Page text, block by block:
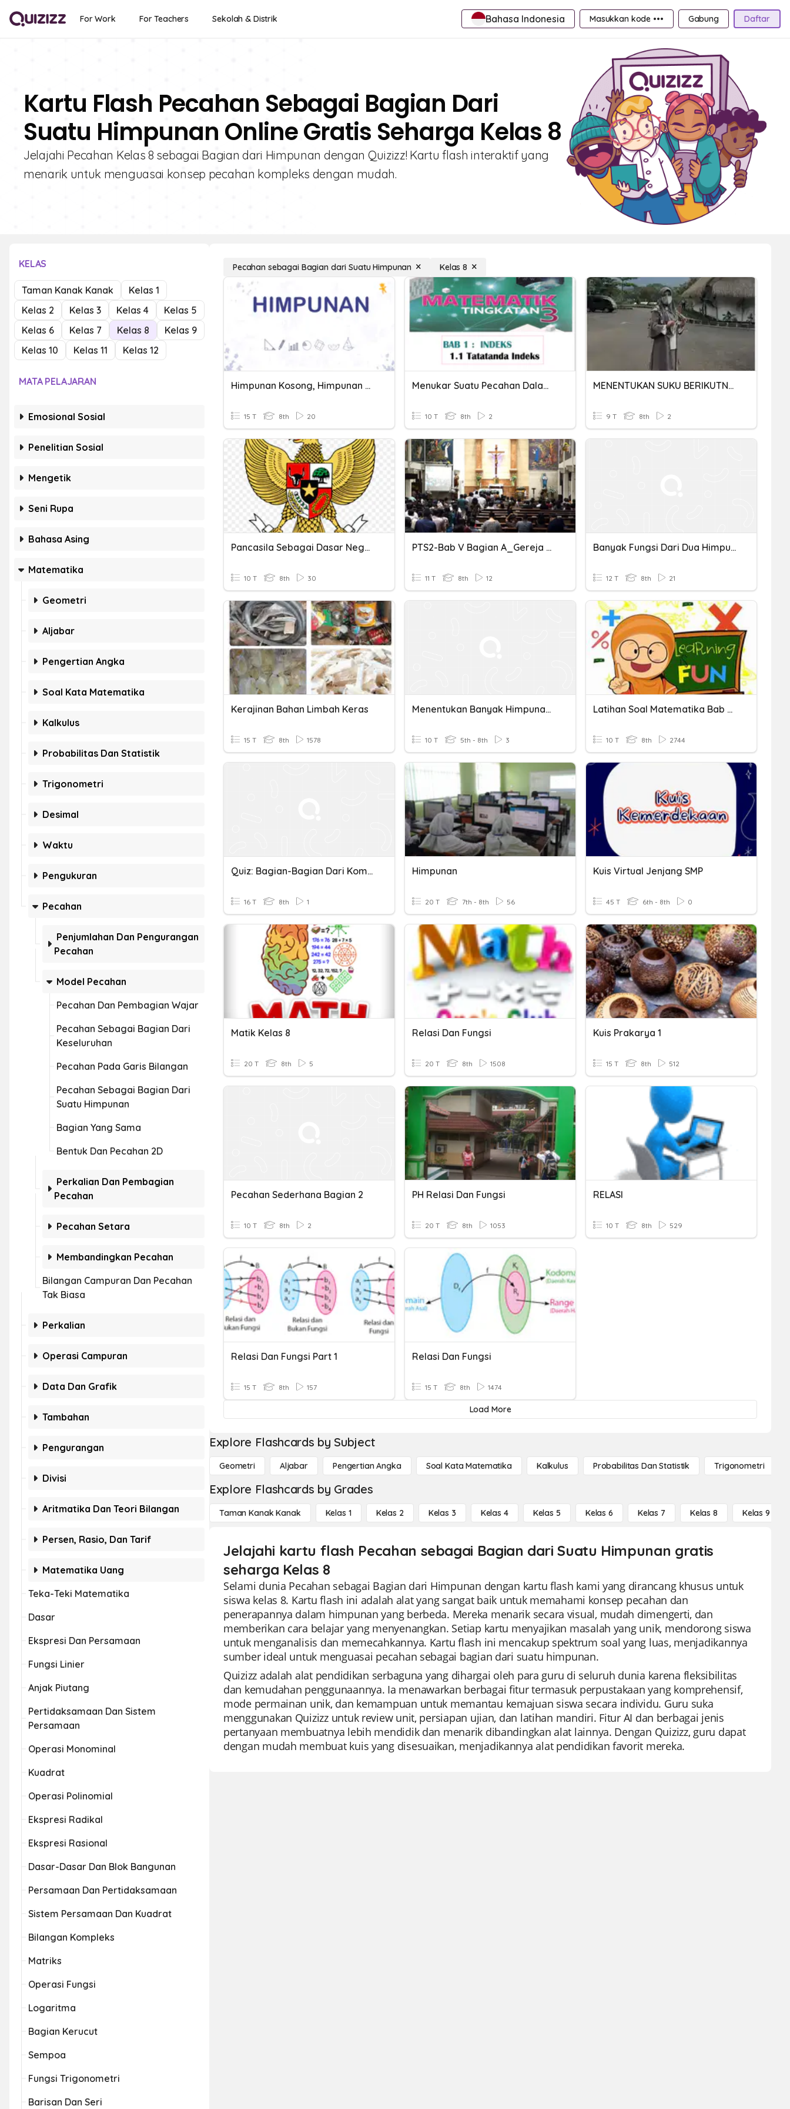
For Work For Teachers Sekolah & Distrik Bahasa Indonesia Masukkan kode ••• Gabung Daftar
Kartu Flash Pecahan Sebagai Bagian Dari
Suatu Himpunan Online Gratis Seharga Kelas 8
Jelajahi Pecahan Kelas 8 sebagai Bagian dari Himpunan dengan Quizizz! Kartu flash interaktif yang
menarik untuk menguasai konsep pecahan kompleks dengan mudah.
KELAS
Taman Kanak Kanak
Kelas 1
Kelas 2
Kelas 3 Kelas 4
Kelas 5
Kelas 6
Kelas 7 Kelas 8
Kelas 9
Kelas 10
Kelas 11 Kelas 12
MATA PELAJARAN
Emosional Sosial
Penelitian Sosial
Mengetik
Seni Rupa
Bahasa Asing
Matematika
Geometri
Aljabar
Pengertian Angka
Soal Kata Matematika
Kalkulus
Probabilitas Dan Statistik
Trigonometri
Desimal
Waktu
Pengukuran
Pecahan
Penjumlahan Dan Pengurangan
Pecahan
Model Pecahan
Pecahan Dan Pembagian Wajar
Pecahan Sebagai Bagian Dari
Keseluruhan
Pecahan Pada Garis Bilangan
Pecahan Sebagai Bagian Dari
Suatu Himpunan
Bagian Yang Sama
Bentuk Dan Pecahan 2D
Perkalian Dan Pembagian
Pecahan
Pecahan Setara
Membandingkan Pecahan
Bilangan Campuran Dan Pecahan
Tak Biasa
Perkalian
Operasi Campuran
Data Dan Grafik
Tambahan
Pengurangan
Divisi
Aritmatika Dan Teori Bilangan
Persen, Rasio, Dan Tarif
Matematika Uang
Teka-Teki Matematika
Dasar
Ekspresi Dan Persamaan
Fungsi Linier
Anjak Piutang
Pertidaksamaan Dan Sistem
Persamaan
Operasi Monominal
Kuadrat
Operasi Polinomial
Ekspresi Radikal
Ekspresi Rasional
Dasar-Dasar Dan Blok Bangunan
Persamaan Dan Pertidaksamaan
Sistem Persamaan Dan Kuadrat
Bilangan Kompleks
Matriks
Operasi Fungsi
Logaritma
Bagian Kerucut
Sempoa
Fungsi Trigonometri
Barisan Dan Seri
Pecahan sebagai Bagian dari Suatu Himpunan Kelas 8
Himpunan Kosong, Himpunan Bagian, Himpunan Semesta
15 T 8th 20
Menukar Suatu Pecahan Dalam Bentuk Indeks 3R
10 T 8th 2
MENENTUKAN SUKU BERIKUTNYA DARI SUATU BARISAN BILANGAN
9 T 8th 2
Pancasila Sebagai Dasar Negara & Sumber Dari Segala Sumber Hukum
10 T 8th 30
PTS2-Bab V Bagian A_Gereja Sebagai Komunitas Yang Hidup
11 T 8th 12
Banyak Fungsi Dari Dua Himpunan
12 T 8th 21
Kerajinan Bahan Limbah Keras
15 T 8th 1578
Menentukan Banyak Himpunan Bagian
10 T 5th - 8th 3
Latihan Soal Matematika Bab Relasi Dan Fungsi Kelas 8
10 T 8th 2744
Quiz: Bagian-Bagian Dari Komputer - Perangkat Input
16 T 8th 1
Himpunan
20 T 7th - 8th 56
Kuis Virtual Jenjang SMP
45 T 6th - 8th 0
Matik Kelas 8
20 T 8th 5
Relasi Dan Fungsi
20 T 8th 1508
Kuis Prakarya 1
15 T 8th 512
Pecahan Sederhana Bagian 2
10 T 8th 2
PH Relasi Dan Fungsi
20 T 8th 1053
RELASI
10 T 8th 529
Relasi Dan Fungsi Part 1
15 T 8th 157
Relasi Dan Fungsi
15 T 8th 1474
Load More
Explore Flashcards by Subject
Geometri Aljabar Pengertian Angka Soal Kata Matematika Kalkulus Probabilitas Dan Statistik Trigonometri
Explore Flashcards by Grades
Taman Kanak Kanak Kelas 1 Kelas 2 Kelas 3 Kelas 4 Kelas 5 Kelas 6 Kelas 7 Kelas 8 Kelas 9
Jelajahi kartu flash Pecahan sebagai Bagian dari Suatu Himpunan gratis
seharga Kelas 8
Selami dunia Pecahan sebagai Bagian dari Himpunan dengan kartu flash kami yang dirancang khusus untuk
siswa kelas 8. Kartu flash ini adalah alat yang sangat baik untuk memahami konsep pecahan dan
penerapannya dalam himpunan yang berbeda. Mereka menarik secara visual, mudah dimengerti, dan
memberikan cara belajar yang menyenangkan. Setiap kartu menyajikan masalah yang unik, mendorong siswa
untuk menganalisis dan memecahkannya. Kartu flash ini mencakup spektrum soal yang luas, menjadikannya
sumber ideal untuk menguasai pecahan sebagai bagian dari suatu himpunan.
Quizizz adalah alat pendidikan serbaguna yang dihargai oleh para guru di seluruh dunia karena fleksibilitas
dan kemudahan penggunaannya. Ia menawarkan berbagai fitur termasuk perpustakaan yang komprehensif,
mode permainan unik, dan kemampuan untuk memantau kemajuan siswa secara individu. Guru suka
menggunakan Quizizz untuk review unit, persiapan ujian, dan latihan mandiri. Fitur AI dan berbagai jenis
pertanyaan membuatnya lebih mendidik dan menarik dibandingkan alat lainnya. Dengan Quizizz, guru dapat
dengan mudah membuat kuis yang disesuaikan, menjadikannya alat pendidikan favorit mereka.